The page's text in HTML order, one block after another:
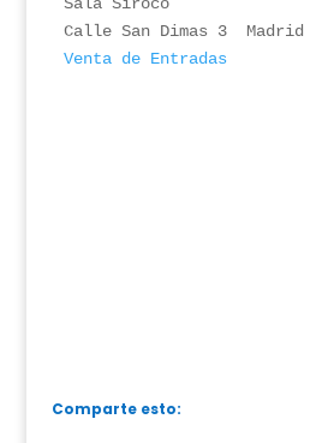
Venta de Entradas
Comparte esto: